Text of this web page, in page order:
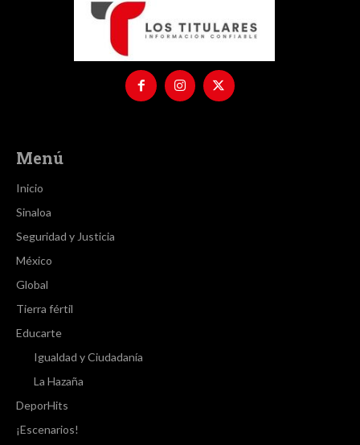
Menú
Inicio
Sinaloa
Seguridad y Justicia
México
Global
Tierra fértil
Educarte
Igualdad y Ciudadanía
La Hazaña
DeporHits
¡Escenarios!